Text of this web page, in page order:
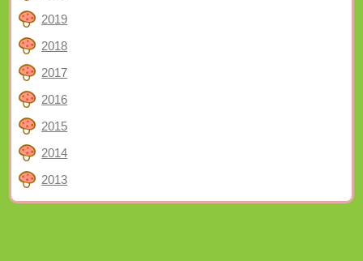
2019
2018
2017
2016
2015
2014
2013